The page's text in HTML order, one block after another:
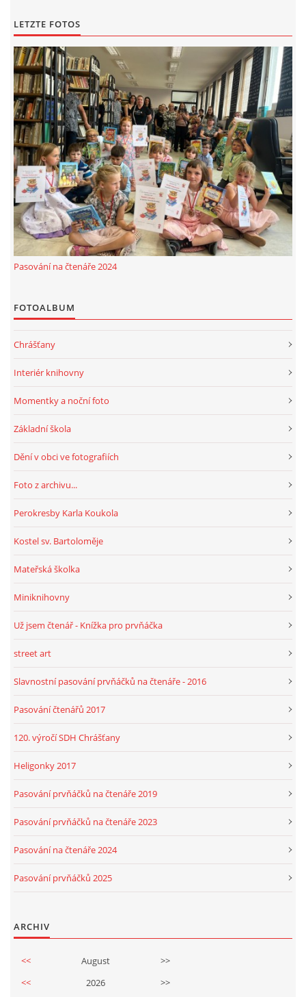
LETZTE FOTOS
Pasování na čtenáře 2024
FOTOALBUM
Chrášťany
Interiér knihovny
Momentky a noční foto
Základní škola
Dění v obci ve fotografiích
Foto z archivu...
Perokresby Karla Koukola
Kostel sv. Bartoloměje
Mateřská školka
Miniknihovny
Už jsem čtenář - Knížka pro prvňáčka
street art
Slavnostní pasování prvňáčků na čtenáře - 2016
Pasování čtenářů 2017
120. výročí SDH Chrášťany
Heligonky 2017
Pasování prvňáčků na čtenáře 2019
Pasování prvňáčků na čtenáře 2023
Pasování na čtenáře 2024
Pasování prvňáčků 2025
ARCHIV
<< August
>>
<<
2026
>>